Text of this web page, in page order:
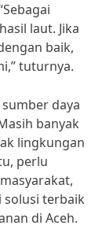
laut. Jika
baik,
tuturnya.
daya
banyak
lingkungan
perlu
solusi terbaik
di Aceh.